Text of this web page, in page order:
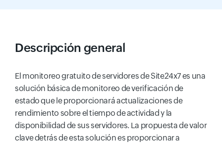
Descripción general
El monitoreo gratuito de servidores de Site24x7 es una
solución básica de monitoreo de verificación de
estado que le proporcionará actualizaciones de
rendimiento sobre el tiempo de actividad y la
disponibilidad de sus servidores. La propuesta de valor
clave detrás de esta solución es proporcionar a